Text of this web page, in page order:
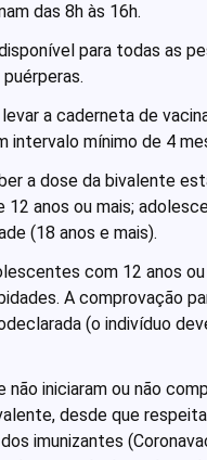
das 8h às 16h.
para todas as
a caderneta de
intervalo mínimo de 4
a dose da bivalente
12 anos ou mais;
(18 anos e mais).
com 12 anos
A comprovação
(o indivíduo
iniciaram ou não
desde que
imunizantes